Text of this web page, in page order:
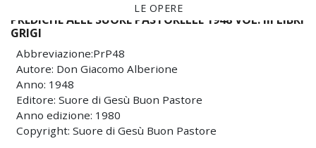
LE OPERE
PREDICHE ALLE SUORE PASTORELLE 1948 VOL. III LIBRI
GRIGI
Abbreviazione:PrP48
Autore: Don Giacomo Alberione
Anno: 1948
Editore: Suore di Gesù Buon Pastore
Anno edizione: 1980
Copyright: Suore di Gesù Buon Pastore